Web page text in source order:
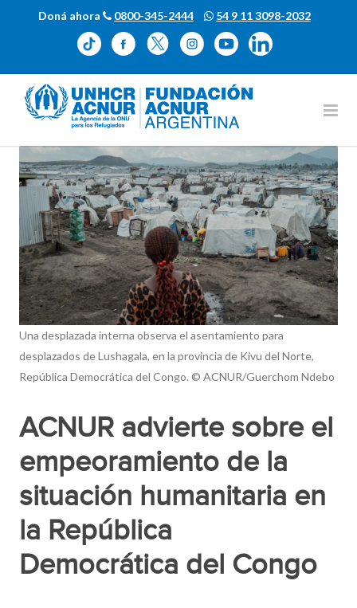
Doná ahora 0800-345-2444 54 9 11 3098-2032
Una desplazada interna observa el asentamiento para
desplazados de Lushagala, en la provincia de Kivu del Norte,
República Democrática del Congo. © ACNUR/Guerchom Ndebo
ACNUR advierte sobre el
empeoramiento de la
situación humanitaria en
la República
Democrática del Congo